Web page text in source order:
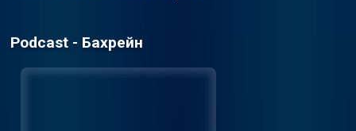
Podcast - Бахрейн